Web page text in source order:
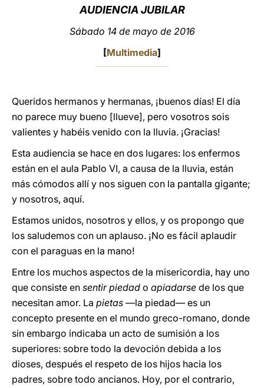
AUDIENCIA JUBILAR
Sábado 14 de mayo de 2016
[Multimedia]
Queridos hermanos y hermanas, ¡buenos días! El día
no parece muy bueno [llueve], pero vosotros sois
valientes y habéis venido con la lluvia. ¡Gracias!
Esta audiencia se hace en dos lugares: los enfermos
están en el aula Pablo VI, a causa de la lluvia, están
más cómodos allí y nos siguen con la pantalla gigante;
y nosotros, aquí.
Estamos unidos, nosotros y ellos, y os propongo que
los saludemos con un aplauso. ¡No es fácil aplaudir
con el paraguas en la mano!
Entre los muchos aspectos de la misericordia, hay uno
que consiste en sentir piedad o apiadarse de los que
necesitan amor. La pietas —la piedad— es un
concepto presente en el mundo greco-romano, donde
sin embargo indicaba un acto de sumisión a los
superiores: sobre todo la devoción debida a los
dioses, después el respeto de los hijos hacia los
padres, sobre todo ancianos. Hoy, por el contrario,